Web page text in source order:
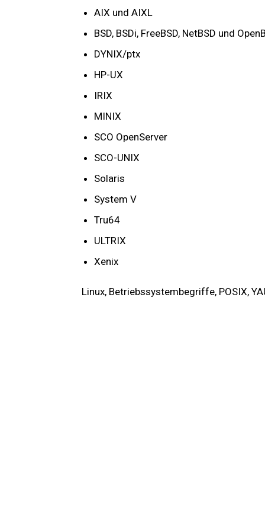
AIX und AIXL
BSD, BSDi, FreeBSD, NetBSD und
DYNIX/ptx
HP-UX
IRIX
MINIX
SCO OpenServer
SCO-UNIX
Solaris
System V
Tru64
ULTRIX
Xenix
Linux, Betriebssystembegriffe, POSIX,